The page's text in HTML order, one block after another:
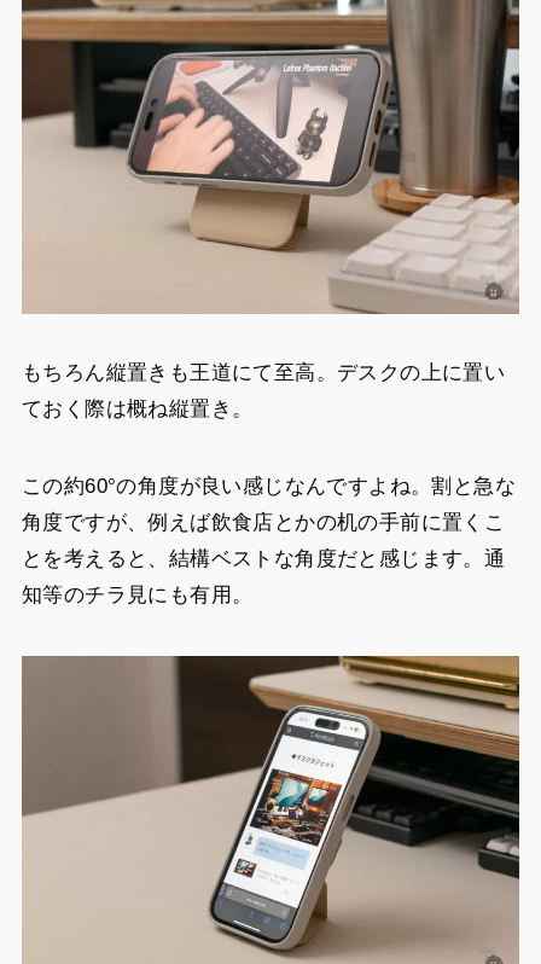
もちろん縦置きも王道にて至高。デスクの上に置い
ておく際は概ね縦置き。
この約60°の角度が良い感じなんですよね。割と急な
角度ですが、例えば飲食店とかの机の手前に置くこ
とを考えると、結構ベストな角度だと感じます。通
知等のチラ見にも有用。